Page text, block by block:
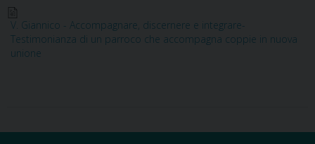
V. Giannico - Accompagnare, discernere e integrare-
Testimonianza di un parroco che accompagna coppie in nuova
unione